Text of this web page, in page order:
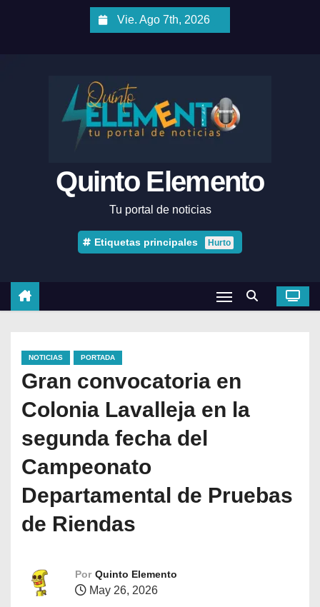
Vie. Ago 7th, 2026
Quinto Elemento
Tu portal de noticias
Etiquetas principales Hurto
NOTICIAS PORTADA
Gran convocatoria en
Colonia Lavalleja en la
segunda fecha del
Campeonato
Departamental de Pruebas
de Riendas
Por Quinto Elemento
May 26, 2026